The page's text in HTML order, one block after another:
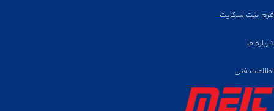
فرم ثبت شکایت
درباره ما
اطلاعات فنی